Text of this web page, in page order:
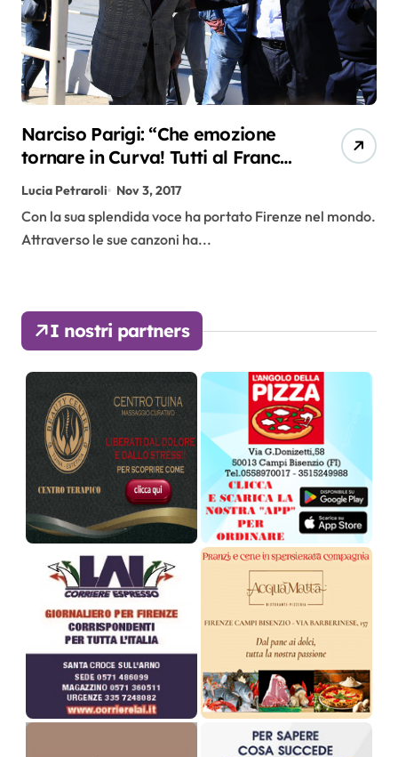
Narciso Parigi: “Che emozione
tornare in Curva! Tutti al Franchi
contro la Roma!”
Lucia Petraroli Nov 3, 2017
Con la sua splendida voce ha portato Firenze nel mondo.
Attraverso le sue canzoni ha...
I nostri partners